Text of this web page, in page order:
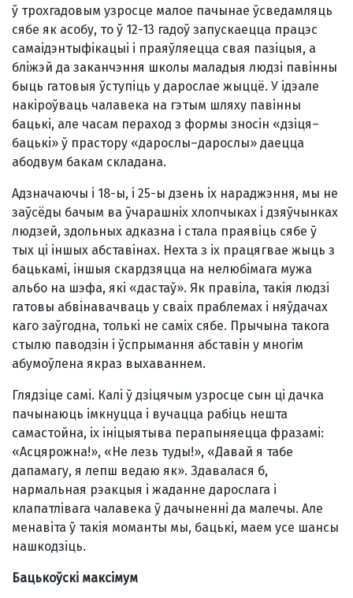
ў трохгадовым узросце малое пачынае ўсведамляць
сябе як асобу, то ў 12-13 гадоў запускаецца працэс
самаiдэнтыфiкацыi i праяўляецца свая пазiцыя, а
блiжэй да заканчэння школы маладыя людзi павiнны
быць гатовыя ўступiць у дарослае жыццё. У iдэале
накiроўваць чалавека на гэтым шляху павiнны
бацькi, але часам пераход з формы зносiн «дзiця–
бацькi» ў прастору «дарослы–дарослы» даецца
абодвум бакам складана.
Адзначаючы i 18-ы, i 25-ы дзень iх нараджэння, мы не
заўсёды бачым ва ўчарашнiх хлопчыках i дзяўчынках
людзей, здольных адказна i стала праявiць сябе ў
тых цi iншых абставiнах. Нехта з iх працягвае жыць з
бацькамi, iншыя скардзяцца на нелюбiмага мужа
альбо на шэфа, якi «дастаў». Як правiла, такiя людзi
гатовы абвiнавачваць у сваiх праблемах i няўдачах
каго заўгодна, толькi не самiх сябе. Прычына такога
стылю паводзiн i ўспрымання абставiн у многiм
абумоўлена якраз выхаваннем.
Глядзiце самi. Калi ў дзiцячым узросце сын цi дачка
пачынаюць iмкнуцца i вучацца рабiць нешта
самастойна, iх iнiцыятыва перапыняецца фразамi:
«Асцярожна!», «Не лезь туды!», «Давай я табе
дапамагу, я лепш ведаю як». Здавалася б,
нармальная рэакцыя i жаданне дарослага i
клапатлiвага чалавека ў дачыненнi да малечы. Але
менавiта ў такiя моманты мы, бацькi, маем усе шансы
нашкодзiць.
Бацькоўскi максiмум